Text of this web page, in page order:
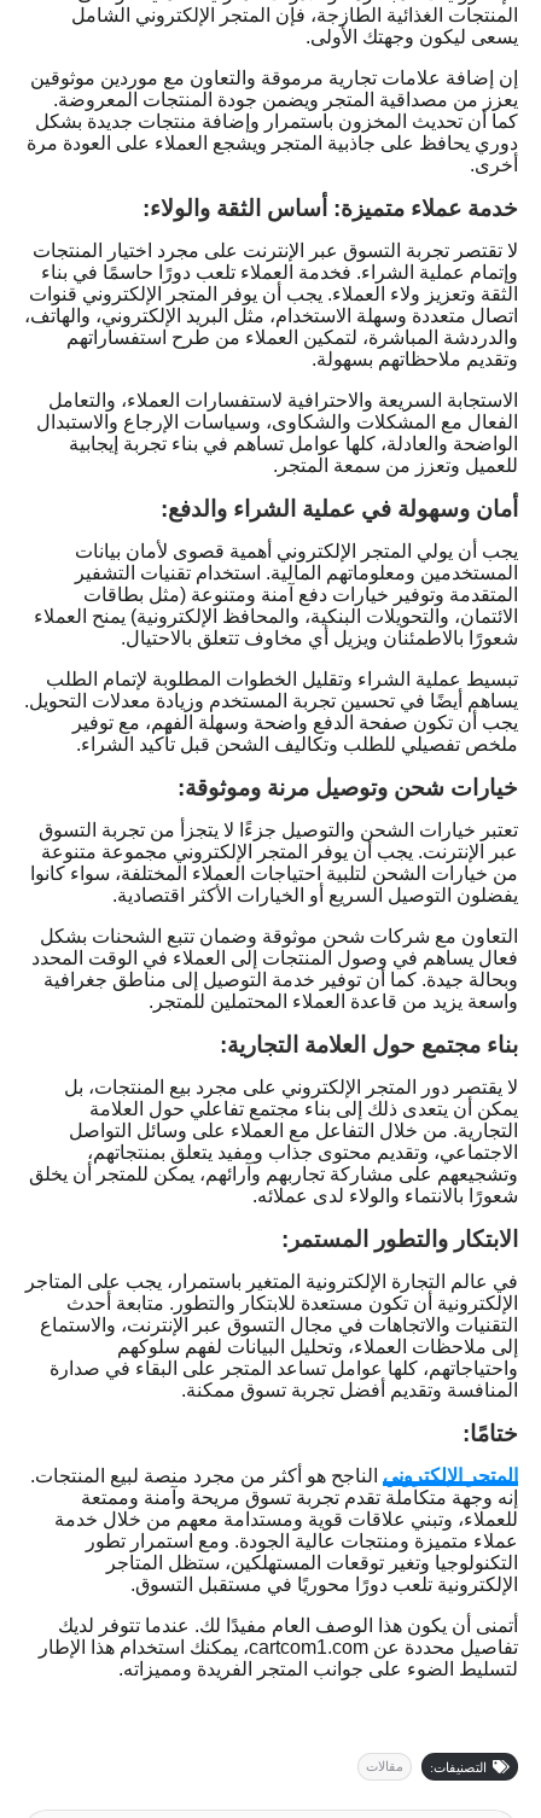
المنتجات الغذائية الطازجة، فإن المتجر الإلكتروني الشامل
يسعى ليكون وجهتك الأولى.
إن إضافة علامات تجارية مرموقة والتعاون مع موردين موثوقين
يعزز من مصداقية المتجر ويضمن جودة المنتجات المعروضة.
كما أن تحديث المخزون باستمرار وإضافة منتجات جديدة بشكل
دوري يحافظ على جاذبية المتجر ويشجع العملاء على العودة مرة
أخرى.
خدمة عملاء متميزة: أساس الثقة والولاء:
لا تقتصر تجربة التسوق عبر الإنترنت على مجرد اختيار المنتجات
وإتمام عملية الشراء. فخدمة العملاء تلعب دورًا حاسمًا في بناء
الثقة وتعزيز ولاء العملاء. يجب أن يوفر المتجر الإلكتروني قنوات
اتصال متعددة وسهلة الاستخدام، مثل البريد الإلكتروني، والهاتف،
والدردشة المباشرة، لتمكين العملاء من طرح استفساراتهم
وتقديم ملاحظاتهم بسهولة.
الاستجابة السريعة والاحترافية لاستفسارات العملاء، والتعامل
الفعال مع المشكلات والشكاوى، وسياسات الإرجاع والاستبدال
الواضحة والعادلة، كلها عوامل تساهم في بناء تجربة إيجابية
للعميل وتعزز من سمعة المتجر.
أمان وسهولة في عملية الشراء والدفع:
يجب أن يولي المتجر الإلكتروني أهمية قصوى لأمان بيانات
المستخدمين ومعلوماتهم المالية. استخدام تقنيات التشفير
المتقدمة وتوفير خيارات دفع آمنة ومتنوعة (مثل بطاقات
الائتمان، والتحويلات البنكية، والمحافظ الإلكترونية) يمنح العملاء
شعورًا بالاطمئنان ويزيل أي مخاوف تتعلق بالاحتيال.
تبسيط عملية الشراء وتقليل الخطوات المطلوبة لإتمام الطلب
يساهم أيضًا في تحسين تجربة المستخدم وزيادة معدلات التحويل.
يجب أن تكون صفحة الدفع واضحة وسهلة الفهم، مع توفير
ملخص تفصيلي للطلب وتكاليف الشحن قبل تأكيد الشراء.
خيارات شحن وتوصيل مرنة وموثوقة:
تعتبر خيارات الشحن والتوصيل جزءًا لا يتجزأ من تجربة التسوق
عبر الإنترنت. يجب أن يوفر المتجر الإلكتروني مجموعة متنوعة
من خيارات الشحن لتلبية احتياجات العملاء المختلفة، سواء كانوا
يفضلون التوصيل السريع أو الخيارات الأكثر اقتصادية.
التعاون مع شركات شحن موثوقة وضمان تتبع الشحنات بشكل
فعال يساهم في وصول المنتجات إلى العملاء في الوقت المحدد
وبحالة جيدة. كما أن توفير خدمة التوصيل إلى مناطق جغرافية
واسعة يزيد من قاعدة العملاء المحتملين للمتجر.
بناء مجتمع حول العلامة التجارية:
لا يقتصر دور المتجر الإلكتروني على مجرد بيع المنتجات، بل
يمكن أن يتعدى ذلك إلى بناء مجتمع تفاعلي حول العلامة
التجارية. من خلال التفاعل مع العملاء على وسائل التواصل
الاجتماعي، وتقديم محتوى جذاب ومفيد يتعلق بمنتجاتهم،
وتشجيعهم على مشاركة تجاربهم وآرائهم، يمكن للمتجر أن يخلق
شعورًا بالانتماء والولاء لدى عملائه.
الابتكار والتطور المستمر:
في عالم التجارة الإلكترونية المتغير باستمرار، يجب على المتاجر
الإلكترونية أن تكون مستعدة للابتكار والتطور. متابعة أحدث
التقنيات والاتجاهات في مجال التسوق عبر الإنترنت، والاستماع
إلى ملاحظات العملاء، وتحليل البيانات لفهم سلوكهم
واحتياجاتهم، كلها عوامل تساعد المتجر على البقاء في صدارة
المنافسة وتقديم أفضل تجربة تسوق ممكنة.
ختامًا:
المتجر الإلكتروني الناجح هو أكثر من مجرد منصة لبيع المنتجات.
إنه وجهة متكاملة تقدم تجربة تسوق مريحة وآمنة وممتعة
للعملاء، وتبني علاقات قوية ومستدامة معهم من خلال خدمة
عملاء متميزة ومنتجات عالية الجودة. ومع استمرار تطور
التكنولوجيا وتغير توقعات المستهلكين، ستظل المتاجر
الإلكترونية تلعب دورًا محوريًا في مستقبل التسوق.
أتمنى أن يكون هذا الوصف العام مفيدًا لك. عندما تتوفر لديك
تفاصيل محددة عن cartcom1.com، يمكنك استخدام هذا الإطار
لتسليط الضوء على جوانب المتجر الفريدة ومميزاته.
التصنيفات: مقالات